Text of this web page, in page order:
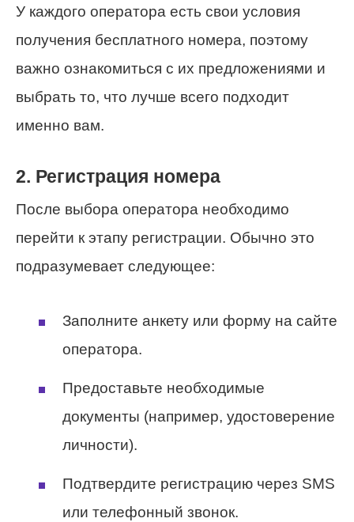
У каждого оператора есть свои условия
получения бесплатного номера, поэтому
важно ознакомиться с их предложениями и
выбрать то, что лучше всего подходит
именно вам.
2. Регистрация номера
После выбора оператора необходимо
перейти к этапу регистрации. Обычно это
подразумевает следующее:
Заполните анкету или форму на сайте
оператора.
Предоставьте необходимые
документы (например, удостоверение
личности).
Подтвердите регистрацию через SMS
или телефонный звонок.